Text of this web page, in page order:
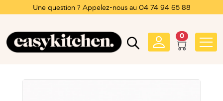
Une question ? Appelez-nous au 04 74 94 65 88
0